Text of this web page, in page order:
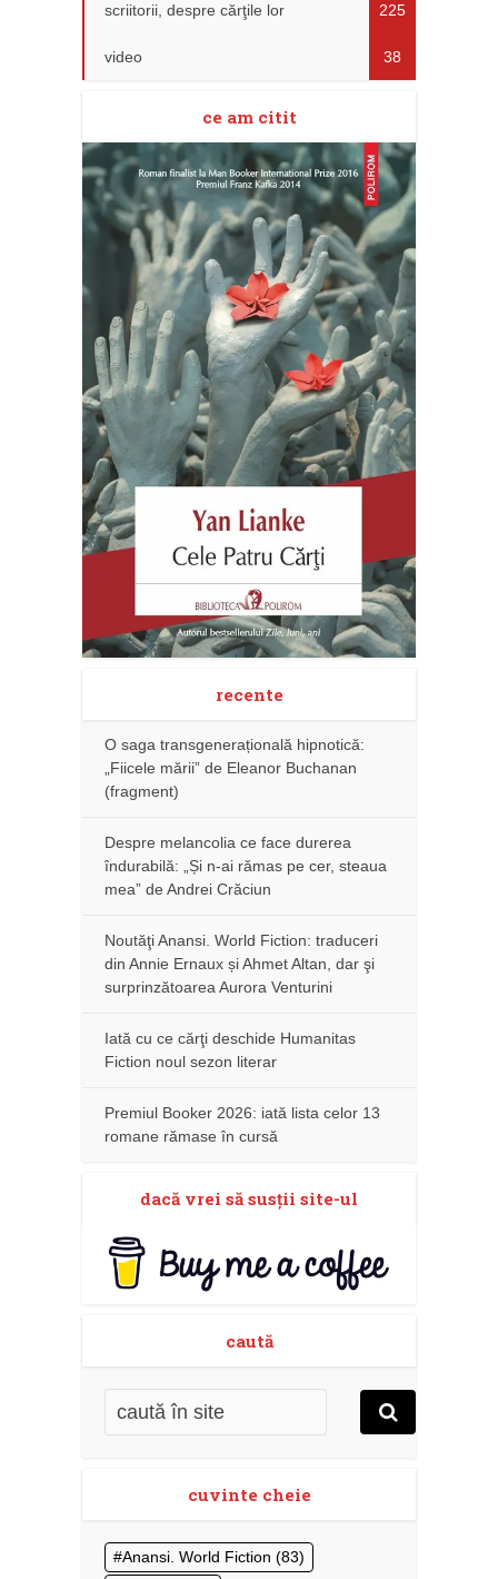
scriitorii, despre cărţile lor 225
video 38
ce am citit
recente
O saga transgenerațională hipnotică:
„Fiicele mării” de Eleanor Buchanan
(fragment)
Despre melancolia ce face durerea
îndurabilă: „Și n-ai rămas pe cer, steaua
mea” de Andrei Crăciun
Noutăţi Anansi. World Fiction: traduceri
din Annie Ernaux și Ahmet Altan, dar şi
surprinzătoarea Aurora Venturini
Iată cu ce cărţi deschide Humanitas
Fiction noul sezon literar
Premiul Booker 2026: iată lista celor 13
romane rămase în cursă
dacă vrei să susţii site-ul
caută
cuvinte cheie
Anansi. World Fiction (83)